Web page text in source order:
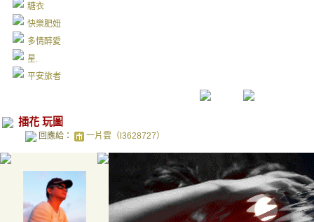
糖衣
快樂肥妞
多情醉愛
星.
平安旅者
插花 玩圖
回應給： 一片雲（l3628727）